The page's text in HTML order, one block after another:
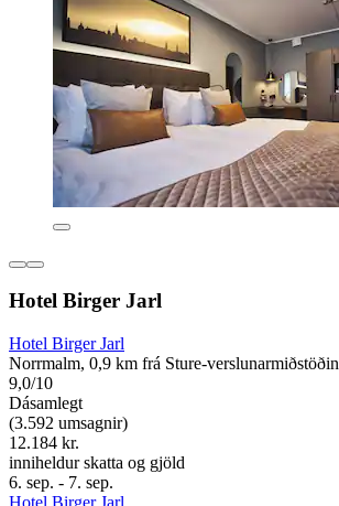
Hotel Birger Jarl
Hotel Birger Jarl
Norrmalm, 0,9 km frá Sture-verslunarmiðstöðin
9,0/10
Dásamlegt
(3.592 umsagnir)
12.184 kr.
inniheldur skatta og gjöld
6. sep. - 7. sep.